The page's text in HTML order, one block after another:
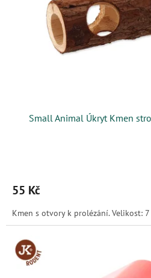
Small Animal Úkryt Kmen
55 Kč
Kmen s otvory k prolézání. Velikost: